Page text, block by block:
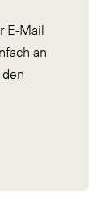
E-Mail
an